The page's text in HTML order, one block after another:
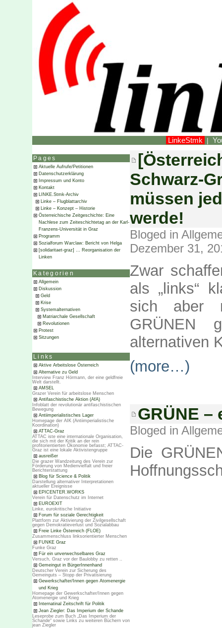
LinkeStmk |
Pages
Aktuelle Aufrufe/Petitionen
Datenschutzerklärung
Impressum und Konto
Kontakt
LINKE.Stmk-Archiv
Linke – Flugblattarchiv
Linke – Konzept – Historie
Österreichische Zeitgeschichte: Eine
Nachlese zum Zeiteschichtetag an der Karl-
Franzens-Universität in Graz
Programm
Sozialforum Warclaw: Bericht von Helga
[solidaritaet-graz] … Reorganisation der
Linken
Kategorien
Allgemein
Diskussion
Geld
Krise
Systemalternativen
Matriarchale Gesellschaft
Revolutionen
Protest
Sitzungen
Links
Aktive Arbeitslose Österreich
Alternative zu Geld
Interview Franz Hörmann, der eine geldfreie
Welt darstellt.
AMSEL
Grazer Verein für arbeitslose Menschen
Antifaschistische Aktion (AfA)
Infoblatt der revolutionär antifaschistischen
Bewegung
Antiimperialistisches Lager
Homepage der AIK (Antiimperialistische
Koordination)
ATTAC-Graz
ATTAC iste eine internationale Organisation,
die sich mit der Kritik an der rein
profitorientierten Ökonomie befasst; ATTAC-
Graz ist eine lokale Aktivistengruppe
ausreißer
Die grazer Wandzeitung des Verein zur
Förderung von Medienvielfalt und freier
Berichterstattung
Blog für Science & Politik
Darstellung alternativer Interpretationen
aktueller Ereignisse
EPICENTER.WORKS
Verein für Datenschutz im Internet
EUROEXIT
Linke, eurokritische Initiative
Forum für soziale Gerechtigkeit
Plattform zur Aktivierung der Zivilgesellschaft
gegen Demokratieverlust und Sozialabbau
Freie Linke Österreich (FLOE)
Zusammenschluss linksorientierter Menschen
FUNKE Graz
Funke Graz
Für ein unverwechselbares Graz
Versuch, Graz vor der Baulobby zu retten ..
Gemeingut in BürgerInnenhand
Deutscher Verein zur Sicherung des
Gemeinguts – Stopp der Privatisierung
Gewerkschafter/Innen gegen Atomenergie
und Krieg
Homepage der Gewerkschafter/Innen gegen
Atomenergie und Krieg
Internatinal Zeitschrift für Politik
Jean Ziegler: Das Imperium der Schande
Leseprobe zum Buch „Das Imperium der
Schande“ sowie Links zu weiteren Büchern von
jean Ziegler
Schwarz-
müssen
werde!
Bloged in
Dezember 31,
Zwar
als „links“
sich aber
GRÜNEN
alternativen
(more…)
GRÜNE –
Bloged in
Die